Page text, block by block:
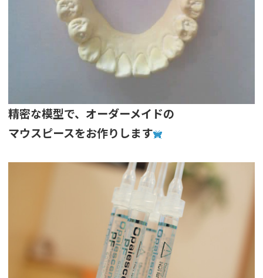
精密な模型で、オーダーメイドの
マウスピースをお作りします